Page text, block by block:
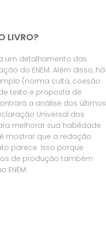
LIVRO?
um detalhamento das
do ENEM. Além disso, há
(norma culta, coesão
texto e proposta de
a análise dos últimos
Universal dos
melhorar sua habilidade
mostrar que a redação
parece. Isso porque
de produção também
ENEM.